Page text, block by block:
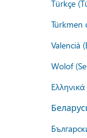
Türkçe
Türkmen
Valencià
Wolof